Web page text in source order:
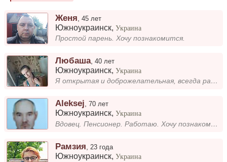
Женя ,45 лет
Южноукраинск,Украина
Простой парень. Хочу познакомится.
Любаша,40 лет
Южноукраинск,Украина
Я открытая и доброжелательная, всегда рада новым знакомствам. Важно для меня быть честной и держать слово. Люблю уют и к...
Aleksej,70 лет
Южноукраинск,Украина
Вдовец. Пенсионер. Работаю. Хочу познакомится с приятной женщиной.
Рамзия 23 года
Южноукраинск,Украина